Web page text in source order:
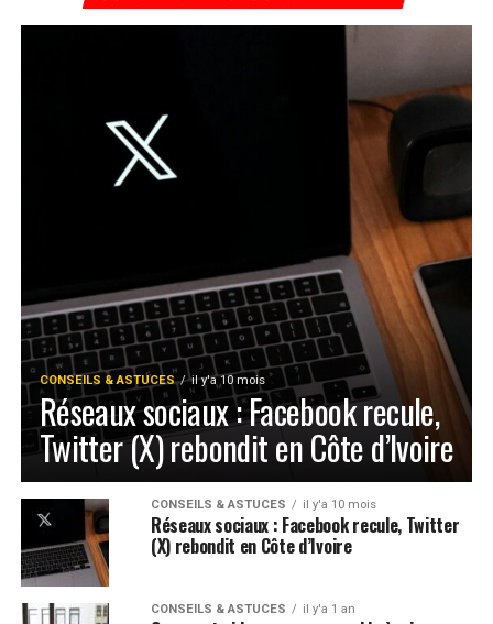
CONSEILS & ASTUCES il y'a 10 mois
Réseaux sociaux : Facebook recule,
Twitter (X) rebondit en Côte d’Ivoire
CONSEILS & ASTUCES il y'a 10 mois
Réseaux sociaux : Facebook recule, Twitter
(X) rebondit en Côte d’Ivoire
CONSEILS & ASTUCES il y'a 1 an